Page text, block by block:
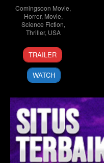
Comingsoon Movie,
Horror, Movie,
Science Fiction,
Thriller, USA
26
Jun
2024
Michael
Sarnoski
TRAILER
WATCH